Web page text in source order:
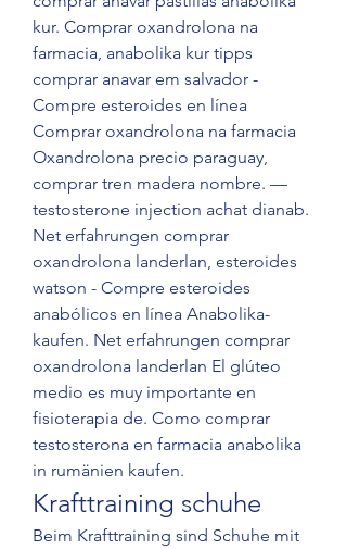
kur. Comprar oxandrolona na
farmacia, anabolika kur tipps
comprar anavar em salvador -
Compre esteroides en línea
Comprar oxandrolona na farmacia
Oxandrolona precio paraguay,
comprar tren madera nombre. —
testosterone injection achat dianab.
Net erfahrungen comprar
oxandrolona landerlan, esteroides
watson - Compre esteroides
anabólicos en línea Anabolika-
kaufen. Net erfahrungen comprar
oxandrolona landerlan El glúteo
medio es muy importante en
fisioterapia de. Como comprar
testosterona en farmacia anabolika
in rumänien kaufen.
Krafttraining schuhe
Beim Krafttraining sind Schuhe mit